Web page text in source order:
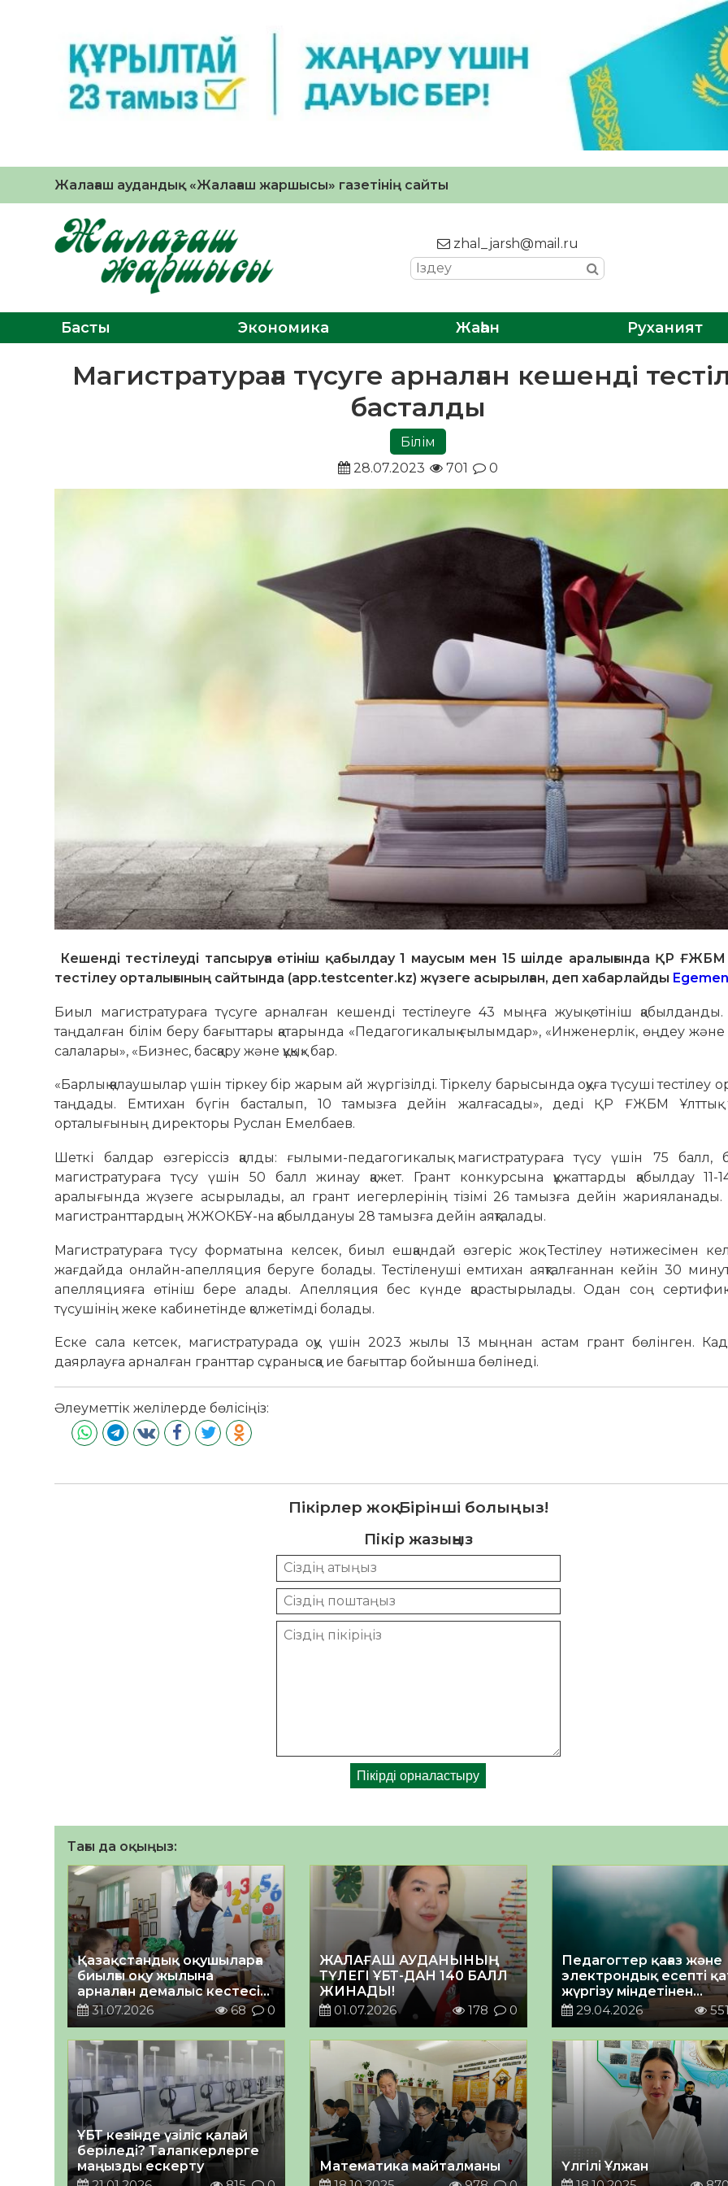
Жалағаш аудандық «Жалағаш жаршысы» газетінің сайты
zhal_jarsh@mail.ru
Басты Экономика Жаһан Руханият
Магистратураға түсуге арналған кешенді
басталды
Білім
28.07.2023
701 0
Кешенді тестілеуді тапсыруға өтініш қабылдау 1 маусым мен 15 шілде аралығында ҚР
тестілеу орталығының сайтында (app.testcenter.kz) жүзеге асырылған, деп хабарлайды
Биыл магистратураға түсуге арналған кешенді тестілеуге 43 мыңға жуық өтініш
таңдалған білім беру бағыттары қатарында «Педагогикалық ғылымдар», «Инженерлік, өңдеу және
салалары», «Бизнес, басқару және құқық» бар.
«Барлық қалаушылар үшін тіркеу бір жарым ай жүргізілді. Тіркелу барысында оқуға түсуші тестілеу
таңдады. Емтихан бүгін басталып, 10 тамызға дейін жалғасады», деді ҚР ҒЖБМ Ұлттық
орталығының директоры Руслан Емелбаев.
Шеткі балдар өзгеріссіз қалды: ғылыми-педагогикалық магистратураға түсу үшін 75 балл,
магистратураға түсу үшін 50 балл жинау қажет. Грант конкурсына құжаттарды қабылдау 11-
аралығында жүзеге асырылады, ал грант иегерлерінің тізімі 26 тамызға дейін жарияланады.
магистранттардың ЖЖОКБҰ-на қабылдануы 28 тамызға дейін аяқталады.
Магистратураға түсу форматына келcек, биыл ешқандай өзгеріс жоқ. Тестілеу нәтижесімен
жағдайда онлайн-апелляция беруге болады. Тестіленуші емтихан аяқталғаннан кейін 30
апелляцияға өтініш бере алады. Апелляция бес күнде қарастырылады. Одан соң
түсушінің жеке кабинетінде қолжетімді болады.
Еске сала кетсек, магистратурада оқу үшін 2023 жылы 13 мыңнан астам грант бөлінген.
даярлауға арналған гранттар сұранысқа ие бағыттар бойынша бөлінеді.
Әлеуметтік желілерде бөлісіңіз:
Пікірлер жоқ. Бірінші болыңыз!
Пікір жазыңыз
Тағы да оқыңыз:
Қазақстандық оқушыларға
биылғы оқу жылына
арналған демалыс кестесі
бекітілді
31.07.2026 68 0
ЖАЛАҒАШ АУДАНЫНЫҢ
ТҮЛЕГІ ҰБТ-ДАН 140 БАЛЛ
ЖИНАДЫ!
01.07.2026
178 0
Педагогтер қағаз және
электрондық есепті
жүргізу міндетінен
босатылады
29.04.2026
ҰБТ кезінде үзіліс қалай
беріледі? Талапкерлерге
маңызды ескерту
Математика майталманы
Үлгілі Ұлжан